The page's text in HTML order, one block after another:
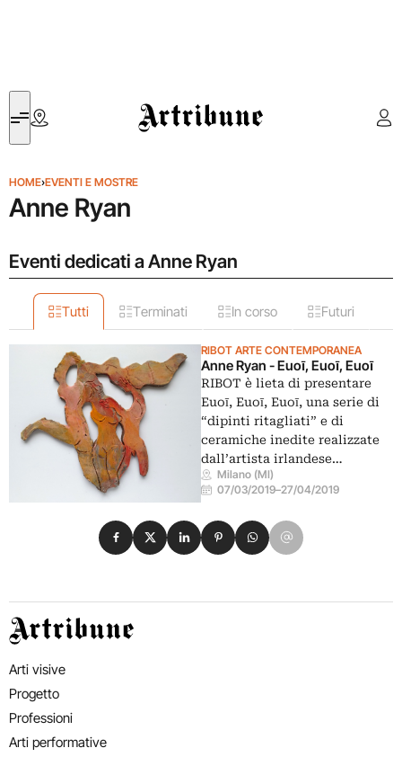
Artribune
HOME›EVENTI E MOSTRE
Anne Ryan
Eventi dedicati a Anne Ryan
Tutti Terminati In corso Futuri
RIBOT ARTE CONTEMPORANEA
Anne Ryan - Euoī, Euoī, Euoī
RIBOT è lieta di presentare
Euoī, Euoī, Euoī, una serie di
“dipinti ritagliati” e di
ceramiche inedite realizzate
dall’artista irlandese…
Milano (MI)
07/03/2019–27/04/2019
Condividi su Facebook
Condividi su X
Condividi su LinkedIn
Condividi su Pinterest
Condividi su WhatsApp
Condividi su Email
Artribune
Arti visive
Progetto
Professioni
Arti performative